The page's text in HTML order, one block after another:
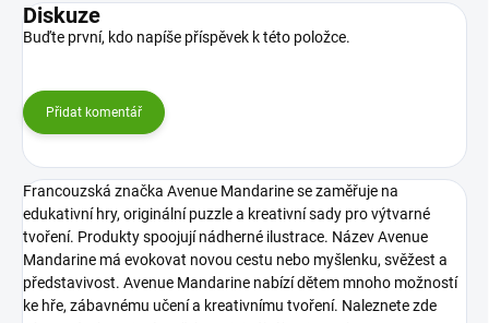
Diskuze
Buďte první, kdo napíše příspěvek k této položce.
Přidat komentář
Francouzská značka Avenue Mandarine se zaměřuje na
edukativní hry, originální puzzle a kreativní sady pro výtvarné
tvoření. Produkty spoojují nádherné ilustrace. Název Avenue
Mandarine má evokovat novou cestu nebo myšlenku, svěžest a
představivost. Avenue Mandarine nabízí dětem mnoho možností
ke hře, zábavnému učení a kreativnímu tvoření. Naleznete zde